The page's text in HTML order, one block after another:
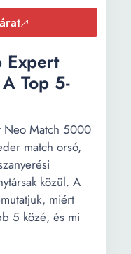
Expert
Top 5-
Neo Match 5000
match orsó,
közül. A
miért
5 közé, és mi